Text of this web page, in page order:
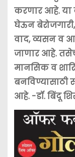
करणार आहे.
घेऊन
वाद, व्यसन व
जाणार आहे.
मानसिक व
बनविण्यासाठी
आहे. -डॉ. बिंदू